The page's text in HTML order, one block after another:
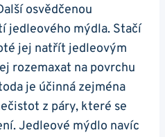
osvědčenou
jedleového mýdla. Stačí
jej ‌natřít jedleovým⁤
rozemaxat na ​povrchu​
je účinná zejména
z páry, které se
Jedleové mýdlo navíc